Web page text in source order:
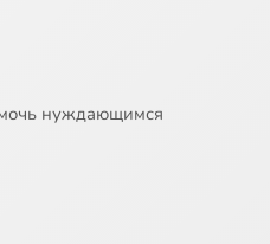
нуждающимся